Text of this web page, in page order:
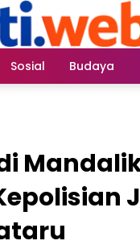
Sosial Budaya